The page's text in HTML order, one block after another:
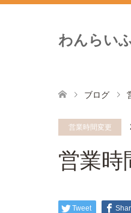
わんらい
ブログ
営業時間変更
営業時
Tweet